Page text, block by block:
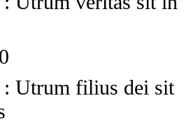
: Utrum filius dei sit